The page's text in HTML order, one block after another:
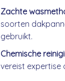
Zachte
soorten
gebruikt.
Chemische
vereist expertise